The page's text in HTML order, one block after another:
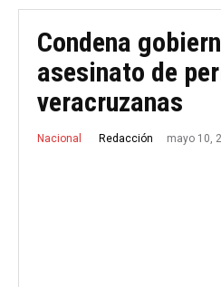
Condena
asesinato de
veracruzanas
Nacional Redacción mayo 10,